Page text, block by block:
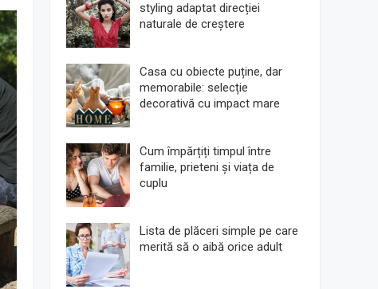
styling adaptat direcției
naturale de creștere
Casa cu obiecte puține, dar
memorabile: selecție
decorativă cu impact mare
Cum împărțiți timpul între
familie, prieteni și viața de
cuplu
Lista de plăceri simple pe care
merită să o aibă orice adult